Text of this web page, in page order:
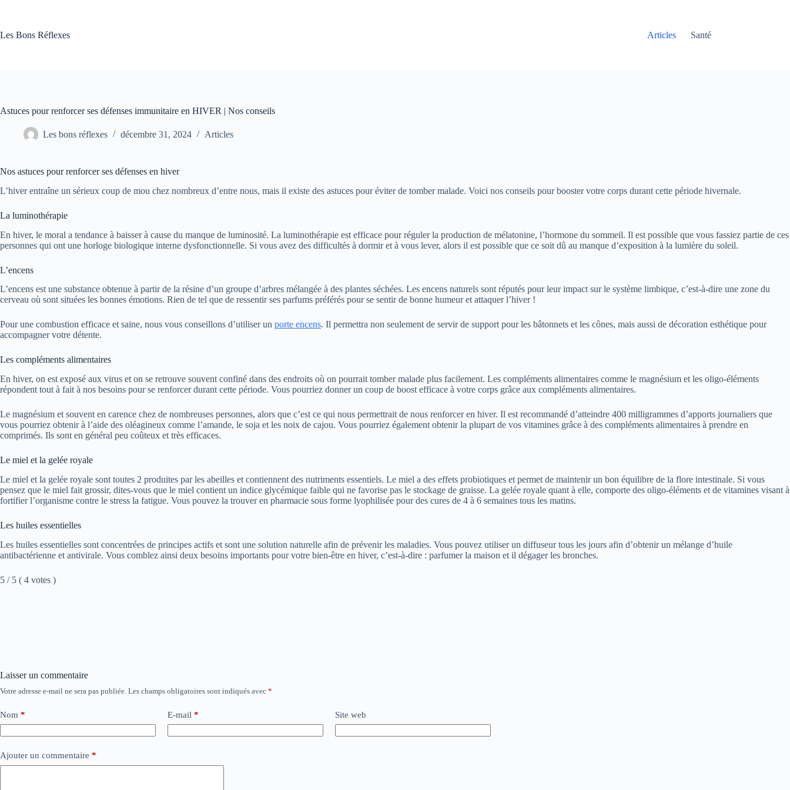
Les Bons Réflexes
Articles Santé
Astuces pour renforcer ses défenses immunitaire en HIVER | Nos conseils
Les bons réflexes décembre 31, 2024 Articles
Nos astuces pour renforcer ses défenses en hiver
L’hiver entraîne un sérieux coup de mou chez nombreux d’entre nous, mais il existe des astuces pour éviter de tomber malade. Voici nos conseils pour booster votre corps durant cette période hivernale.
La luminothérapie
En hiver, le moral a tendance à baisser à cause du manque de luminosité. La luminothérapie est efficace pour réguler la production de mélatonine, l’hormone du sommeil. Il est possible que vous fassiez partie de ces
personnes qui ont une horloge biologique interne dysfonctionnelle. Si vous avez des difficultés à dormir et à vous lever, alors il est possible que ce soit dû au manque d’exposition à la lumière du soleil.
L’encens
L’encens est une substance obtenue à partir de la résine d’un groupe d’arbres mélangée à des plantes séchées. Les encens naturels sont réputés pour leur impact sur le système limbique, c’est-à-dire une zone du
cerveau où sont situées les bonnes émotions. Rien de tel que de ressentir ses parfums préférés pour se sentir de bonne humeur et attaquer l’hiver !
Pour une combustion efficace et saine, nous vous conseillons d’utiliser un porte encens. Il permettra non seulement de servir de support pour les bâtonnets et les cônes, mais aussi de décoration esthétique pour
accompagner votre détente.
Les compléments alimentaires
En hiver, on est exposé aux virus et on se retrouve souvent confiné dans des endroits où on pourrait tomber malade plus facilement. Les compléments alimentaires comme le magnésium et les oligo-éléments
répondent tout à fait à nos besoins pour se renforcer durant cette période. Vous pourriez donner un coup de boost efficace à votre corps grâce aux compléments alimentaires.
Le magnésium et souvent en carence chez de nombreuses personnes, alors que c’est ce qui nous permettrait de nous renforcer en hiver. Il est recommandé d’atteindre 400 milligrammes d’apports journaliers que
vous pourriez obtenir à l’aide des oléagineux comme l’amande, le soja et les noix de cajou. Vous pourriez également obtenir la plupart de vos vitamines grâce à des compléments alimentaires à prendre en
comprimés. Ils sont en général peu coûteux et très efficaces.
Le miel et la gelée royale
Le miel et la gelée royale sont toutes 2 produites par les abeilles et contiennent des nutriments essentiels. Le miel a des effets probiotiques et permet de maintenir un bon équilibre de la flore intestinale. Si vous
pensez que le miel fait grossir, dites-vous que le miel contient un indice glycémique faible qui ne favorise pas le stockage de graisse. La gelée royale quant à elle, comporte des oligo-éléments et de vitamines visant à
fortifier l’organisme contre le stress la fatigue. Vous pouvez la trouver en pharmacie sous forme lyophilisée pour des cures de 4 à 6 semaines tous les matins.
Les huiles essentielles
Les huiles essentielles sont concentrées de principes actifs et sont une solution naturelle afin de prévenir les maladies. Vous pouvez utiliser un diffuseur tous les jours afin d’obtenir un mélange d’huile
antibactérienne et antivirale. Vous comblez ainsi deux besoins importants pour votre bien-être en hiver, c’est-à-dire : parfumer la maison et il dégager les bronches.
5 / 5 ( 4 votes )
Laisser un commentaire
Votre adresse e-mail ne sera pas publiée. Les champs obligatoires sont indiqués avec *
Nom * E-mail * Site web
Ajouter un commentaire *